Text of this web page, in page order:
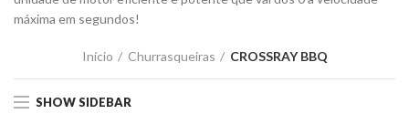
máxima em segundos!
Início Churrasqueiras CROSSRAY BBQ
SHOW SIDEBAR